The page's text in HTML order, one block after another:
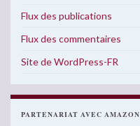
Flux des publications
Flux des commentaires
Site de WordPress-FR
PARTENARIAT AVEC AMAZON